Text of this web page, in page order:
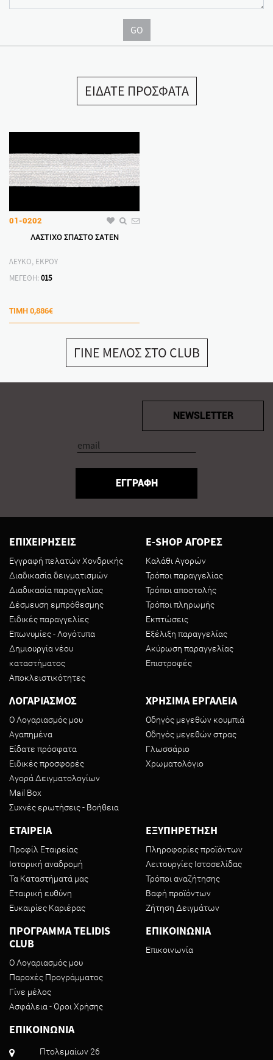
GO
ΕΙΔΑΤΕ ΠΡΟΣΦΑΤΑ
01-0202
ΛΑΣΤΙΧΟ ΣΠΑΣΤΟ ΣΑΤΕΝ
ΛΕΥΚΟ, ΕΚΡΟΥ
ΜΕΓΕΘΗ: 015
ΤΙΜΗ 0,886€
ΓΙΝΕ ΜΕΛΟΣ ΣΤΟ CLUB
NEWSLETTER
ΕΓΓΡΑΦΗ
ΕΠΙΧΕΙΡΗΣΕΙΣ
Εγγραφή πελατών Χονδρικής
Διαδικασία δειγματισμών
Διαδικασία παραγγελίας
Δέσμευση εμπρόθεσμης
Ειδικές παραγγελίες
Επωνυμίες - Λογότυπα
Δημιουργία νέου
καταστήματος
Αποκλειστικότητες
E-SHOP ΑΓΟΡΕΣ
Καλάθι Αγορών
Τρόποι παραγγελίας
Τρόποι αποστολής
Τρόποι πληρωμής
Εκπτώσεις
Εξέλιξη παραγγελίας
Ακύρωση παραγγελίας
Επιστροφές
ΛΟΓΑΡΙΑΣΜΟΣ
Ο Λογαριασμός μου
Αγαπημένα
Είδατε πρόσφατα
Ειδικές προσφορές
Αγορά Δειγματολογίων
Mail Box
Συχνές ερωτήσεις - Βοήθεια
ΧΡΗΣΙΜΑ ΕΡΓΑΛΕΙΑ
Οδηγός μεγεθών κουμπιά
Οδηγός μεγεθών στρας
Γλωσσάριο
Χρωματολόγιο
ΕΤΑΙΡΕΙΑ
Προφίλ Εταιρείας
Ιστορική αναδρομή
Τα Καταστήματά μας
Εταιρική ευθύνη
Ευκαιρίες Καριέρας
ΕΞΥΠΗΡΕΤΗΣΗ
Πληροφορίες προϊόντων
Λειτουργίες Ιστοσελίδας
Τρόποι αναζήτησης
Βαφή προϊόντων
Ζήτηση Δειγμάτων
ΠΡΟΓΡΑΜΜΑ TELIDIS
CLUB
Ο Λογαριασμός μου
Παροχές Προγράμματος
Γίνε μέλος
Ασφάλεια - Όροι Χρήσης
ΕΠΙΚΟΙΝΩΝΙΑ
Επικοινωνία
ΕΠΙΚΟΙΝΩΝΙΑ
Πτολεμαίων 26